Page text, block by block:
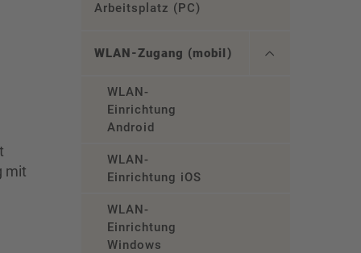
mit
Arbeitsplatz (PC)
WLAN-Zugang (mobil)
WLAN-
Einrichtung
Android
WLAN-
Einrichtung iOS
WLAN-
Einrichtung
Windows